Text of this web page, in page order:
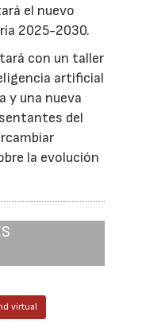
el nuevo
2025-2030.
con un taller
artificial
y una nueva
del
la evolución
virtual